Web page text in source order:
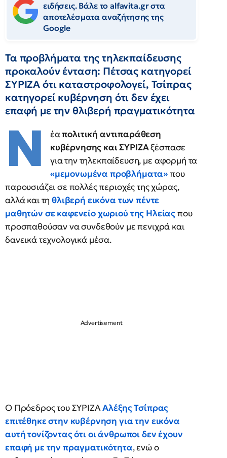
ειδήσεις. Βάλε το alfavita.gr στα
αποτελέσματα αναζήτησης της
Google
Τα προβλήματα της τηλεκπαίδευσης
προκαλούν ένταση: Πέτσας κατηγορεί
ΣΥΡΙΖΑ ότι καταστροφολογεί, Τσίπρας
κατηγορεί κυβέρνηση ότι δεν έχει
επαφή με την θλιβερή πραγματικότητα
Ν έαπολιτική αντιπαράθεση
κυβέρνησης και ΣΥΡΙΖΑξέσπασε
για την τηλεκπαίδευση, με αφορμή τα
«μεμονωμένα προβλήματα»που
παρουσιάζει σε πολλές περιοχές της χώρας,
αλλά και τηθλιβερή εικόνα των πέντε
μαθητών σε καφενείο χωριού της Ηλείαςπου
προσπαθούσαν να συνδεθούν με πενιχρά και
δανεικά τεχνολογικά μέσα.
Ο Πρόεδρος του ΣΥΡΙΖΑΑλέξης Τσίπρας
επιτέθηκε στην κυβέρνηση για την εικόνα
αυτή τονίζοντας ότι οι άνθρωποι δεν έχουν
επαφή με την πραγματικότητα, ενώ ο